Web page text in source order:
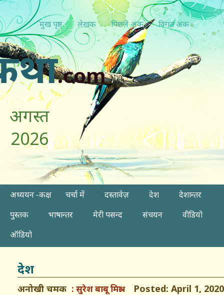
मुख पृष्ठ लेखक पिछ्ले अंक विगत अंक
.com
अगस्त
2026
अध्ययन -कक्ष चर्चा में दस्तावेज़ देश
देशान्तर
पुस्तक
भाषान्तर मेरी पसन्द संचयन
वीडियो
ऑडियो
देश
अनोखी चमक सुरेश बाबू मिश्राPosted: April 1, 2020